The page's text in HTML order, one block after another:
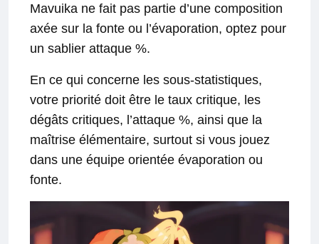
Mavuika ne fait pas partie d’une composition
axée sur la fonte ou l’évaporation, optez pour
un sablier attaque %.
En ce qui concerne les sous-statistiques,
votre priorité doit être le taux critique, les
dégâts critiques, l’attaque %, ainsi que la
maîtrise élémentaire, surtout si vous jouez
dans une équipe orientée évaporation ou
fonte.